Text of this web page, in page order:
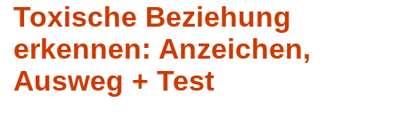
Toxische Beziehung
erkennen: Anzeichen,
Ausweg + Test